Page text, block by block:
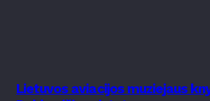
Lietuvos aviacijos muziejaus